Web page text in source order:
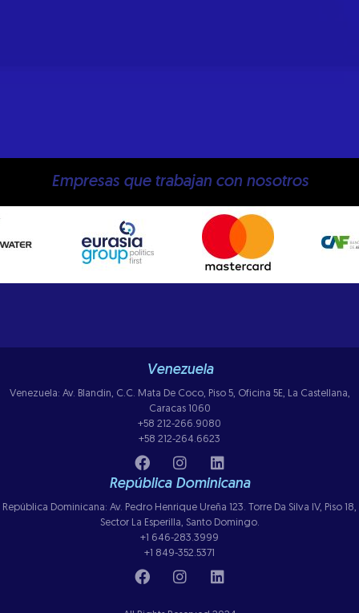
Empresas que trabajan con nosotros
Venezuela
Venezuela: Av. Blandin, C.C. Mata De Coco, Piso 5, Oficina 5E, La Castellana,
Caracas 1060
+58 212-266.9080
+58 212-264.6623
República Dominicana
República Dominicana: Av. Pedro Henrique Ureña 123. Torre Da Silva IV, Piso 18,
Sector La Esperilla, Santo Domingo.
+1 646-283.3999
+1 849-352.5371